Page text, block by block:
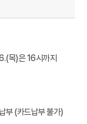
목)은 16시까지
부 (카드납부 불가)